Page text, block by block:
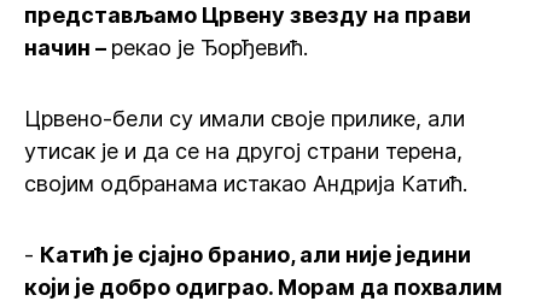
представљамо Црвену звезду на прави
начин – рекао је Ђорђевић.
Црвено-бели су имали своје прилике, али
утисак је и да се на другој страни терена,
својим одбранама истакао Андрија Катић.
- Катић је сјајно бранио, али није једини
који је добро одиграо. Морам да похвалим